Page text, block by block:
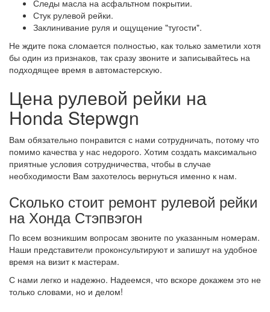
Следы масла на асфальтном покрытии.
Стук рулевой рейки.
Заклинивание руля и ощущение "тугости".
Не ждите пока сломается полностью, как только заметили хотя
бы один из признаков, так сразу звоните и записывайтесь на
подходящее время в автомастерскую.
Цена рулевой рейки на
Honda Stepwgn
Вам обязательно понравится с нами сотрудничать, потому что
помимо качества у нас недорого. Хотим создать максимально
приятные условия сотрудничества, чтобы в случае
необходимости Вам захотелось вернуться именно к нам.
Сколько стоит ремонт рулевой рейки
на Хонда Стэпвэгон
По всем возникшим вопросам звоните по указанным номерам.
Наши представители проконсультируют и запишут на удобное
время на визит к мастерам.
С нами легко и надежно. Надеемся, что вскоре докажем это не
только словами, но и делом!